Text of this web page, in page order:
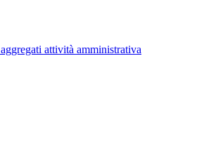
attività amministrativa